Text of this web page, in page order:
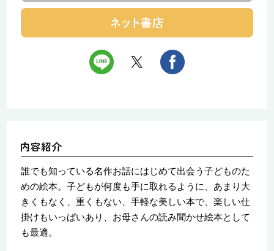
誰でも知っている名作お話にはじめて出会う子どものた
めの絵本。子どもが何度も手に取れるように、あまり大
きくもなく、重くもない、手軽な美しい本で、楽しい仕
掛けもいっぱいあり、お母さんの読み聞かせ絵本として
も最適。